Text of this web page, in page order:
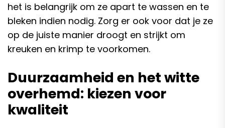
het is belangrijk om ze apart te wassen en te
bleken indien nodig. Zorg er ook voor dat je ze
op de juiste manier droogt en strijkt om
kreuken en krimp te voorkomen.
Duurzaamheid en het witte
overhemd: kiezen voor
kwaliteit